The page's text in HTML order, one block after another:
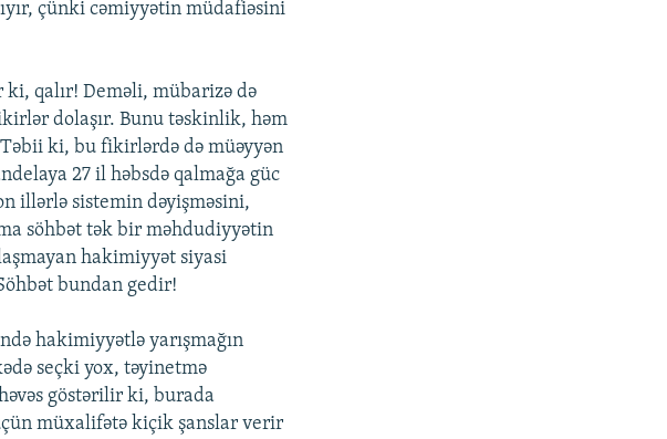
çünki cəmiyyətin müdafiəsini
qalır! Deməli, mübarizə də
dolaşır. Bunu təskinlik, həm
ki, bu fikirlərdə də müəyyən
27 il həbsdə qalmağa güc
illərlə sistemin dəyişməsini,
söhbət tək bir məhdudiyyətin
hakimiyyət siyasi
bundan gedir!
hakimiyyətlə yarışmağın
seçki yox, təyinetmə
göstərilir ki, burada
müxalifətə kiçik şanslar verir